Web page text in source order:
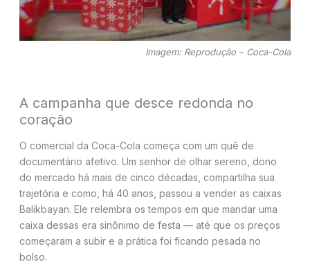
Imagem: Reprodução – Coca-Cola
A campanha que desce redonda no
coração
O comercial da Coca-Cola começa com um quê de
documentário afetivo. Um senhor de olhar sereno, dono
do mercado há mais de cinco décadas, compartilha sua
trajetória e como, há 40 anos, passou a vender as caixas
Balikbayan. Ele relembra os tempos em que mandar uma
caixa dessas era sinônimo de festa — até que os preços
começaram a subir e a prática foi ficando pesada no
bolso.